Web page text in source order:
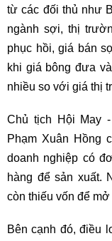
từ các đối thủ như
ngành sợi, thị
phục hồi, giá bán
khi giá bông đưa
nhiều so với giá thị
Chủ tịch Hội May
Phạm Xuân Hồng
doanh nghiệp có
hàng để sản xuất.
còn thiếu vốn để
Bên cạnh đó, điều